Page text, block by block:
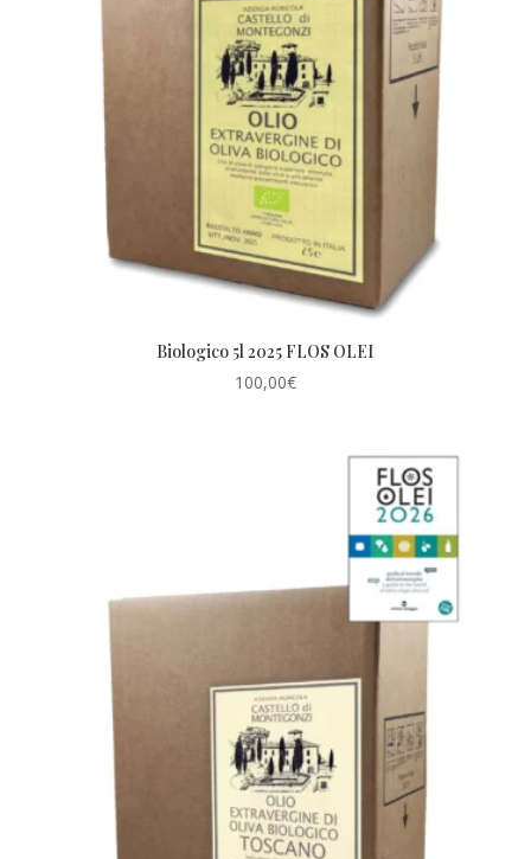
Biologico 5l 2025 FLOS OLEI
100,00€